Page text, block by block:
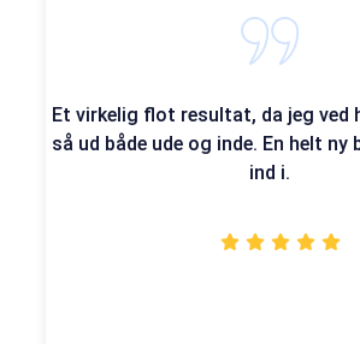
Et virkelig flot resultat, da jeg ved
så ud både ude og inde. En helt
ind i.